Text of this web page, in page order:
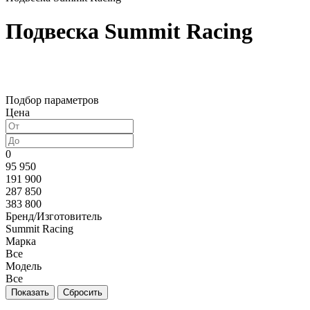
Подвеска Summit Racing
Подбор параметров
Цена
0
95 950
191 900
287 850
383 800
Бренд/Изготовитель
Summit Racing
Марка
Все
Модель
Все